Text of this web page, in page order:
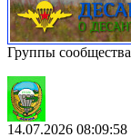
Группы сообщества
14.07.2026 08:09:58